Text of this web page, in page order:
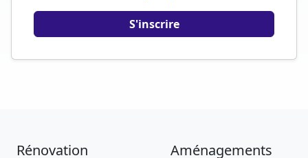
Rénovation
Aménagements